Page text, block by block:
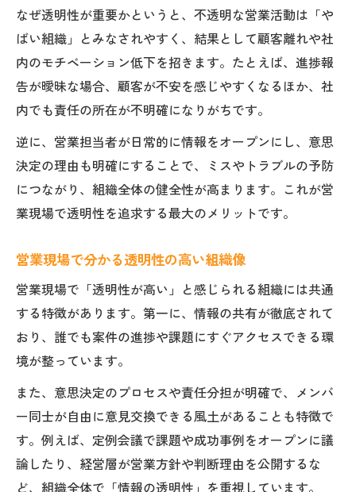
なぜ透明性が重要かというと、不透明な営業活動は「や
ばい組織」とみなされやすく、結果として顧客離れや社
内のモチベーション低下を招きます。たとえば、進捗報
告が曖昧な場合、顧客が不安を感じやすくなるほか、社
内でも責任の所在が不明確になりがちです。
逆に、営業担当者が日常的に情報をオープンにし、意思
決定の理由も明確にすることで、ミスやトラブルの予防
につながり、組織全体の健全性が高まります。これが営
業現場で透明性を追求する最大のメリットです。
営業現場で分かる透明性の高い組織像
営業現場で「透明性が高い」と感じられる組織には共通
する特徴があります。第一に、情報の共有が徹底されて
おり、誰でも案件の進捗や課題にすぐアクセスできる環
境が整っています。
また、意思決定のプロセスや責任分担が明確で、メンバ
ー同士が自由に意見交換できる風土があることも特徴で
す。例えば、定例会議で課題や成功事例をオープンに議
論したり、経営層が営業方針や判断理由を公開するな
ど、組織全体で「情報の透明性」を重視しています。